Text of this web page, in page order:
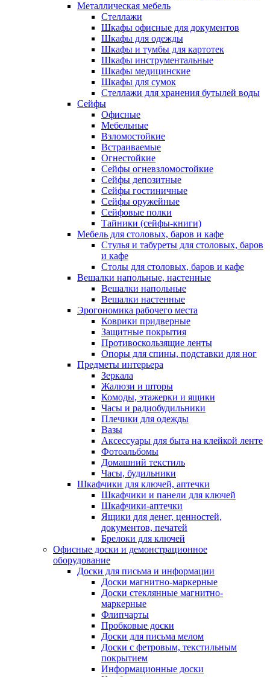
Металлическая мебель
Стеллажи
Шкафы офисные для документов
Шкафы для одежды
Шкафы и тумбы для картотек
Шкафы инструментальные
Шкафы медицинские
Шкафы для сумок
Стеллажи для хранения бутылей воды
Сейфы
Офисные
Мебельные
Взломостойкие
Встраиваемые
Огнестойкие
Сейфы огневзломостойкие
Сейфы депозитные
Сейфы гостиничные
Сейфы оружейные
Сейфовые полки
Тайники (сейфы-книги)
Мебель для столовых, баров и кафе
Стулья и табуреты для столовых, баров
и кафе
Столы для столовых, баров и кафе
Вешалки напольные, настенные
Вешалки напольные
Вешалки настенные
Эрогономика рабочего места
Коврики придверные
Защитные покрытия
Противоскользящие ленты
Опоры для спины, подставки для ног
Предметы интерьера
Зеркала
Жалюзи и шторы
Комоды, этажерки и ящики
Часы и радиобудильники
Плечики для одежды
Вазы
Аксессуары для быта на клейкой ленте
Фотоальбомы
Домашний текстиль
Часы, будильники
Шкафчики для ключей, аптечки
Шкафчики и панели для ключей
Шкафчики-аптечки
Ящики для денег, ценностей,
документов, печатей
Брелоки для ключей
Офисные доски и демонстрационное
оборудование
Доски для письма и информации
Доски магнитно-маркерные
Доски стеклянные магнитно-
маркерные
Флипчарты
Пробковые доски
Доски для письма мелом
Доски с фетровым, текстильным
покрытием
Информационные доски